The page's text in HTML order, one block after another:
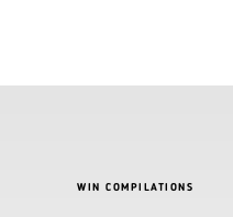
WIN COMPILATIONS